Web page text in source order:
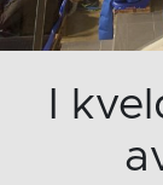
I